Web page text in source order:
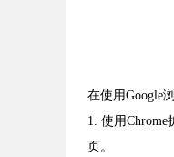
在使用Google
1. 使用
页。